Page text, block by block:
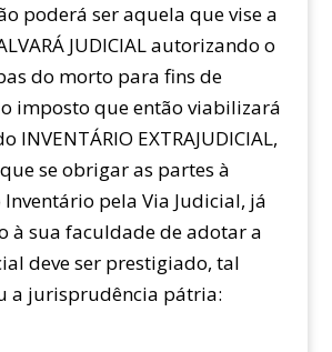
poderá ser aquela que vise a
JUDICIAL autorizando o
do morto para fins de
imposto que então viabilizará
INVENTÁRIO EXTRAJUDICIAL,
se obrigar as partes à
pela Via Judicial, já
à sua faculdade de adotar a
deve ser prestigiado, tal
a jurisprudência pátria: